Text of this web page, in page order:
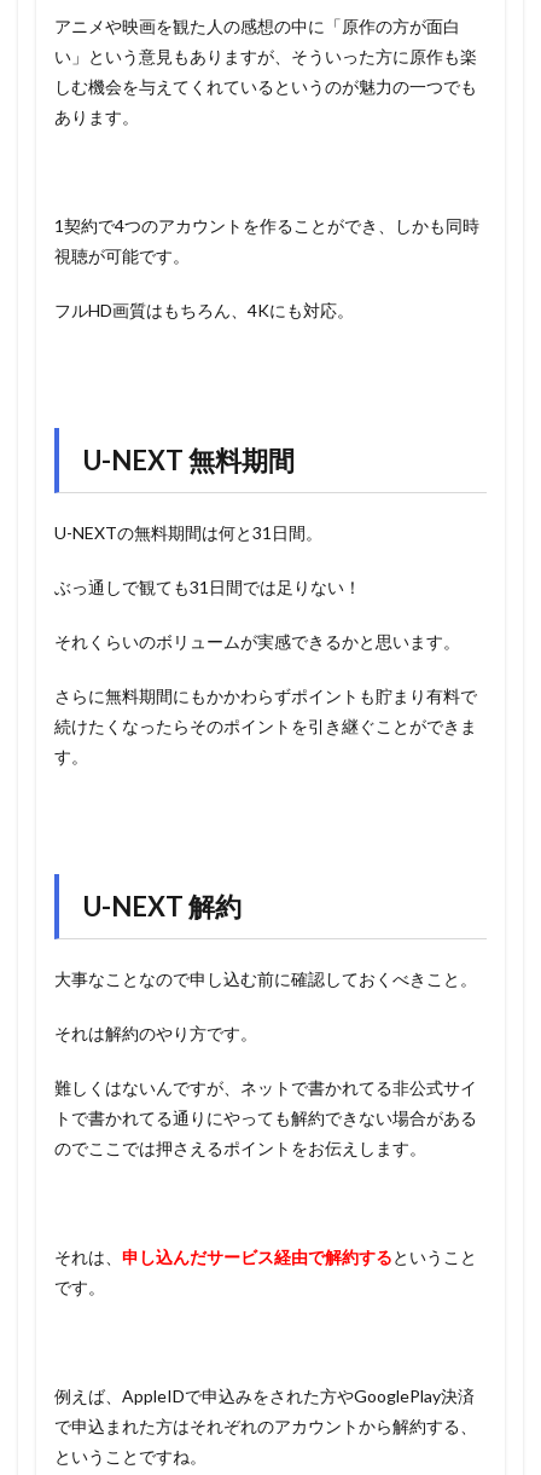
アニメや映画を観た人の感想の中に「原作の方が面白
い」という意見もありますが、そういった方に原作も楽
しむ機会を与えてくれているというのが魅力の一つでも
あります。
1契約で4つのアカウントを作ることができ、しかも同時
視聴が可能です。
フルHD画質はもちろん、4Kにも対応。
U-NEXT 無料期間
U-NEXTの無料期間は何と31日間。
ぶっ通しで観ても31日間では足りない！
それくらいのボリュームが実感できるかと思います。
さらに無料期間にもかかわらずポイントも貯まり有料で
続けたくなったらそのポイントを引き継ぐことができま
す。
U-NEXT 解約
大事なことなので申し込む前に確認しておくべきこと。
それは解約のやり方です。
難しくはないんですが、ネットで書かれてる非公式サイ
トで書かれてる通りにやっても解約できない場合がある
のでここでは押さえるポイントをお伝えします。
それは、 申し込んだサービス経由で解約するということ
です。
例えば、AppleIDで申込みをされた方やGooglePlay決済
で申込まれた方はそれぞれのアカウントから解約する、
ということですね。